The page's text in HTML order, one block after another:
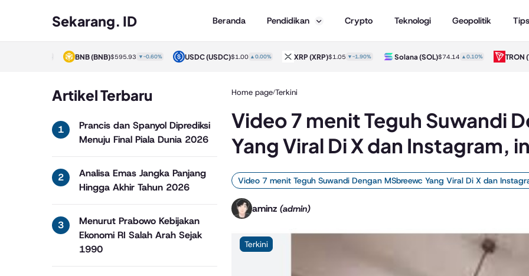
Sekarang. ID Beranda Pendidikan Crypto Teknologi Geopolitik Tips
BNB(BNB)$595.93 ▼-0.60% USDC(USDC)$1.00 ▲0.00% XRP(XRP)$1.05 ▼-1.90% Solana(SOL)$74.14▲0.10% TRON
Artikel Terbaru
Prancis dan Spanyol Diprediksi
Menuju Final Piala Dunia 2026
Analisa Emas Jangka Panjang
Hingga Akhir Tahun 2026
Menurut Prabowo Kebijakan
Ekonomi RI Salah Arah Sejak
1990
Home page/Terkini
Video 7 menit Teguh Suwandi
Yang Viral Di X dan Instagram,
Video 7 menit Teguh Suwandi Dengan MSbreewc Yang Viral Di X dan
aminz (admin)
Terkini